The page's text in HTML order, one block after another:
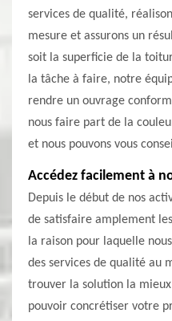
services de qualité,
mesure et assurons un
soit la superficie de la
la tâche à faire, notre
rendre un ouvrage
nous faire part de la
et nous pouvons vous
Accédez facilement à
Depuis le début de nos
de satisfaire amplement
la raison pour laquelle
des services de qualité au
trouver la solution la
pouvoir concrétiser votre